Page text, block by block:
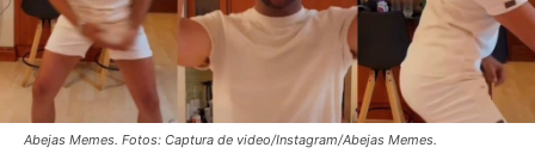
Abejas Memes. Fotos: Captura de video/Instagram/Abejas Memes.